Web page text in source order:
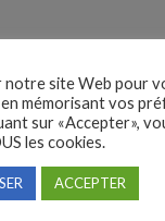
notre site Web pour
mémorisant vos
sur «Accepter»,
les cookies.
ACCEPTER